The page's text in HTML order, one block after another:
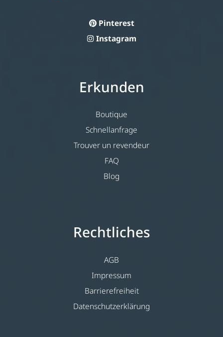
Pinterest
Instagram
Erkunden
Boutique
Schnellanfrage
Trouver un revendeur
FAQ
Blog
Rechtliches
AGB
Impressum
Barrierefreiheit
Datenschutzerklärung